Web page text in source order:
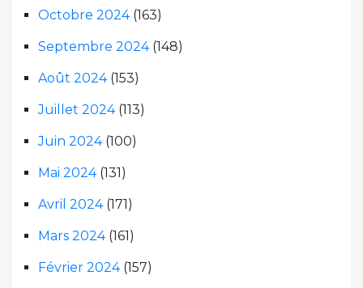
Octobre 2024(163)
Septembre 2024(148)
Août 2024(153)
Juillet 2024(113)
Juin 2024(100)
Mai 2024(131)
Avril 2024(171)
Mars 2024(161)
Février 2024(157)